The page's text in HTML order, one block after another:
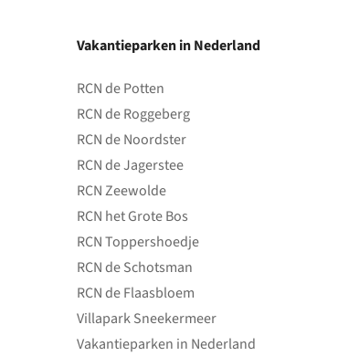
Vakantieparken in Nederland
RCN de Potten
RCN de Roggeberg
RCN de Noordster
RCN de Jagerstee
RCN Zeewolde
RCN het Grote Bos
RCN Toppershoedje
RCN de Schotsman
RCN de Flaasbloem
Villapark Sneekermeer
Vakantieparken in Nederland